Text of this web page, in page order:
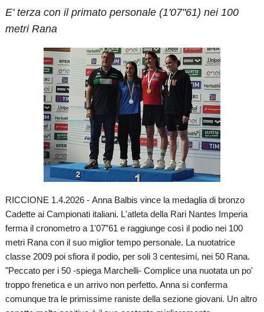
E' terza con il primato personale (1'07"61) nei 100
metri Rana
RICCIONE 1.4.2026 - Anna Balbis vince la medaglia di bronzo
Cadette ai Campionati italiani. L'atleta della Rari Nantes Imperia
ferma il cronometro a 1'07”61 e raggiunge così il podio nei 100
metri Rana con il suo miglior tempo personale. La nuotatrice
classe 2009 poi sfiora il podio, per soli 3 centesimi, nei 50 Rana.
"Peccato per i 50 -spiega Marchelli- Complice una nuotata un po'
troppo frenetica e un arrivo non perfetto. Anna si conferma
comunque tra le primissime raniste della sezione giovani. Un altro